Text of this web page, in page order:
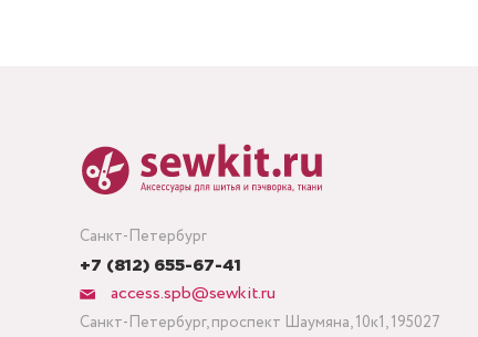
Санкт-Петербург
+7 (812) 655-67-41
access.spb@sewkit.ru
Санкт-Петербург, проспект Шаумяна, 10к1, 195027